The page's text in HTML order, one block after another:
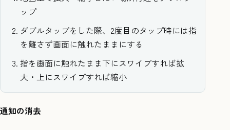
ップ
ダブルタップをした際、2度目のタップ時には指
を離さず画面に触れたままにする
指を画面に触れたまま下にスワイプすれば拡
大・上にスワイプすれば縮小
通知の消去